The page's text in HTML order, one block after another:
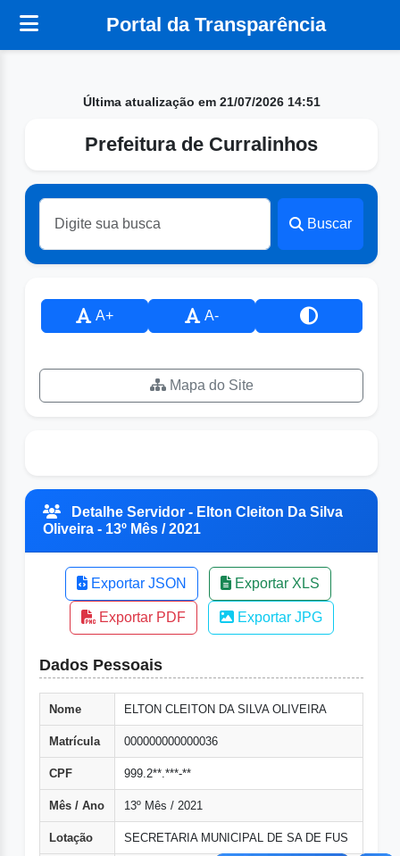
Portal da Transparência
Última atualização em 21/07/2026 14:51
Prefeitura de Curralinhos
Buscar
A+ A-
Mapa do Site
Detalhe Servidor - Elton Cleiton Da Silva
Oliveira - 13º Mês / 2021
Exportar JSON Exportar XLS
Exportar PDF Exportar JPG
Dados Pessoais
Nome ELTON CLEITON DA SILVA OLIVEIRA
Matrícula 000000000000036
CPF 999.2**.***-**
Mês / Ano 13º Mês / 2021
Lotação SECRETARIA MUNICIPAL DE SA DE FUS